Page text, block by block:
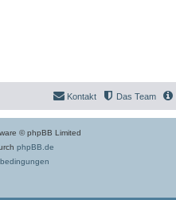
Das Team
Kontakt
© phpBB Limited
phpBB.de